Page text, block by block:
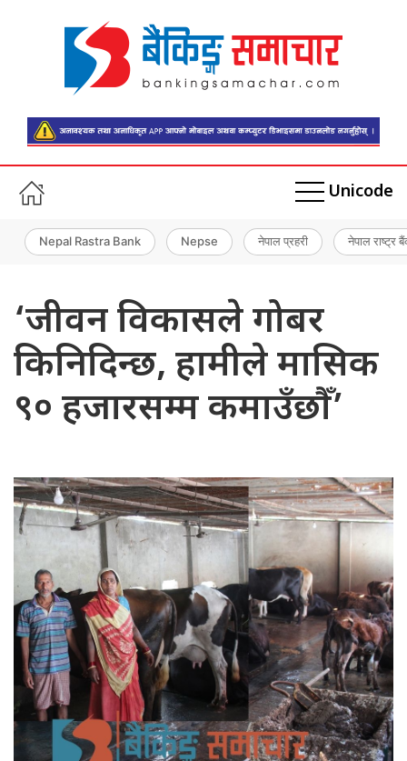
Unicode
Nepal Rastra Bank Nepse नेपाल प्रहरी नेपाल राष्ट्र
‘जीवन विकासले गोबर
किनिदिन्छ, हामीले मासिक
९० हजारसम्म कमाउँछौँ’